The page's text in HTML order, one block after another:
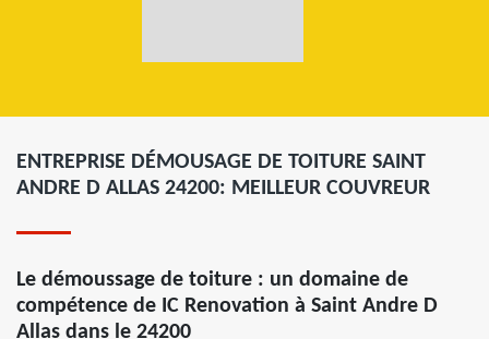
ENTREPRISE DÉMOUSAGE DE TOITURE SAINT
ANDRE D ALLAS 24200: MEILLEUR COUVREUR
Le démoussage de toiture : un domaine de
compétence de IC Renovation à Saint Andre D
Allas dans le 24200